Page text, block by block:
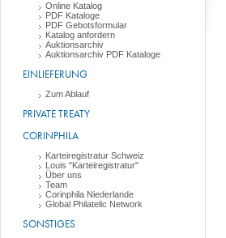
Online Katalog
PDF Kataloge
PDF Gebotsformular
Katalog anfordern
Auktionsarchiv
Auktionsarchiv PDF Kataloge
EINLIEFERUNG
Zum Ablauf
PRIVATE TREATY
CORINPHILA
Karteiregistratur Schweiz
Louis "Karteiregistratur"
Über uns
Team
Corinphila Niederlande
Global Philatelic Network
SONSTIGES